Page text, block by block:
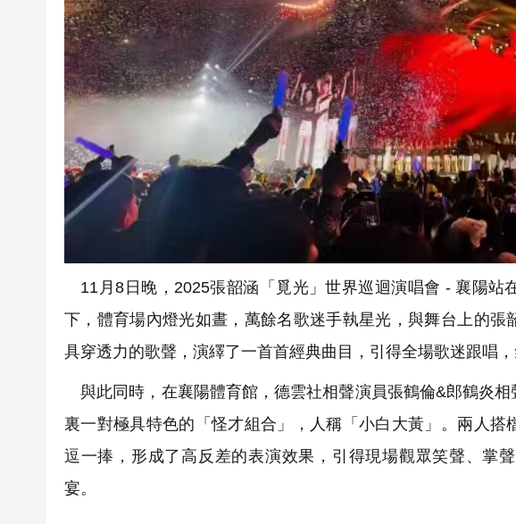
11月8日晚，2025張韶涵「覓光」世界巡迴演唱會 - 襄陽站
下，體育場內燈光如晝，萬餘名歌迷手執星光，與舞台上的
具穿透力的歌聲，演繹了一首首經典曲目，引得全場歌迷跟唱，
與此同時，在襄陽體育館，德雲社相聲演員張鶴倫&郎鶴炎
裏一對極具特色的「怪才組合」，人稱「小白大黃」。兩人
逗一捧，形成了高反差的表演效果，引得現場觀眾笑聲、掌
宴。